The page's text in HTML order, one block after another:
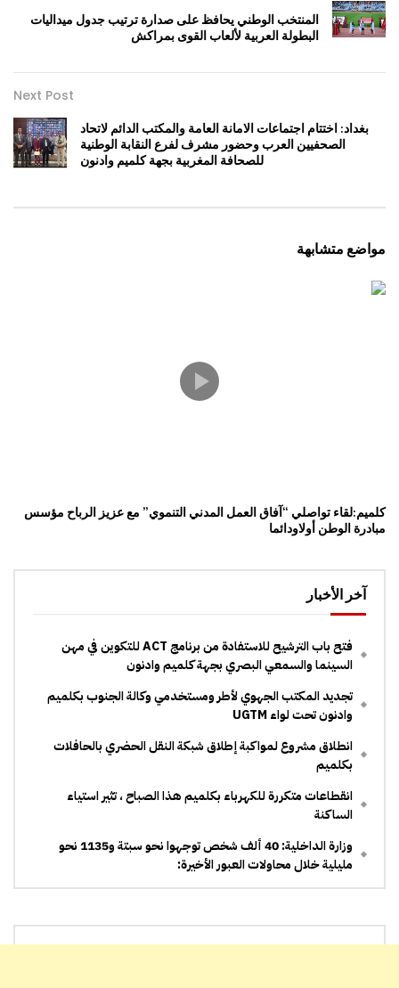
المنتخب الوطني يحافظ على صدارة ترتيب جدول ميداليات
البطولة العربية لألعاب القوى بمراكش
Next Post
بغداد: اختتام اجتماعات الامانة العامة والمكتب الدائم لاتحاد
الصحفيين العرب وحضور مشرف لفرع النقابة الوطنية
للصحافة المغربية بجهة كلميم وادنون
مواضع متشابهة
كلميم:لقاء تواصلي “آفاق العمل المدني التنموي” مع عزيز الرباح مؤسس
مبادرة الوطن أولاودائما
آخر الأخبار
فتح باب الترشيح للاستفادة من برنامج ACT للتكوين في مهن
السينما والسمعي البصري بجهة كلميم وادنون
تجديد المكتب الجهوي لأطر ومستخدمي وكالة الجنوب بكلميم
وادنون تحت لواء UGTM
انطلاق مشروع لمواكبة إطلاق شبكة النقل الحضري بالحافلات
بكلميم
انقطاعات متكررة للكهرباء بكلميم هذا الصباح ، تثير استياء
الساكنة
وزارة الداخلية: 40 ألف شخص توجهوا نحو سبتة و1135 نحو
مليلية خلال محاولات العبور الأخيرة: